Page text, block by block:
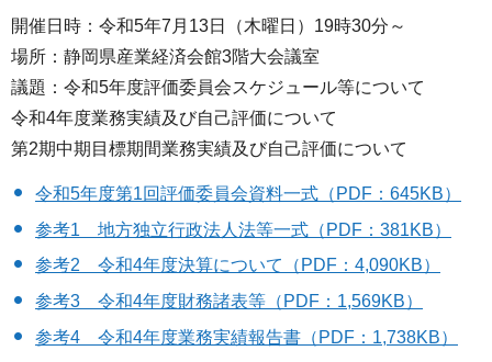
開催日時：令和5年7月13日（木曜日）19時30分～
場所：静岡県産業経済会館3階大会議室
議題：令和5年度評価委員会スケジュール等について
令和4年度業務実績及び自己評価について
第2期中期目標期間業務実績及び自己評価について
令和5年度第1回評価委員会資料一式（PDF：645KB）
参考1 地方独立行政法人法等一式（PDF：381KB）
参考2 令和4年度決算について（PDF：4,090KB）
参考3 令和4年度財務諸表等（PDF：1,569KB）
参考4 令和4年度業務実績報告書（PDF：1,738KB）